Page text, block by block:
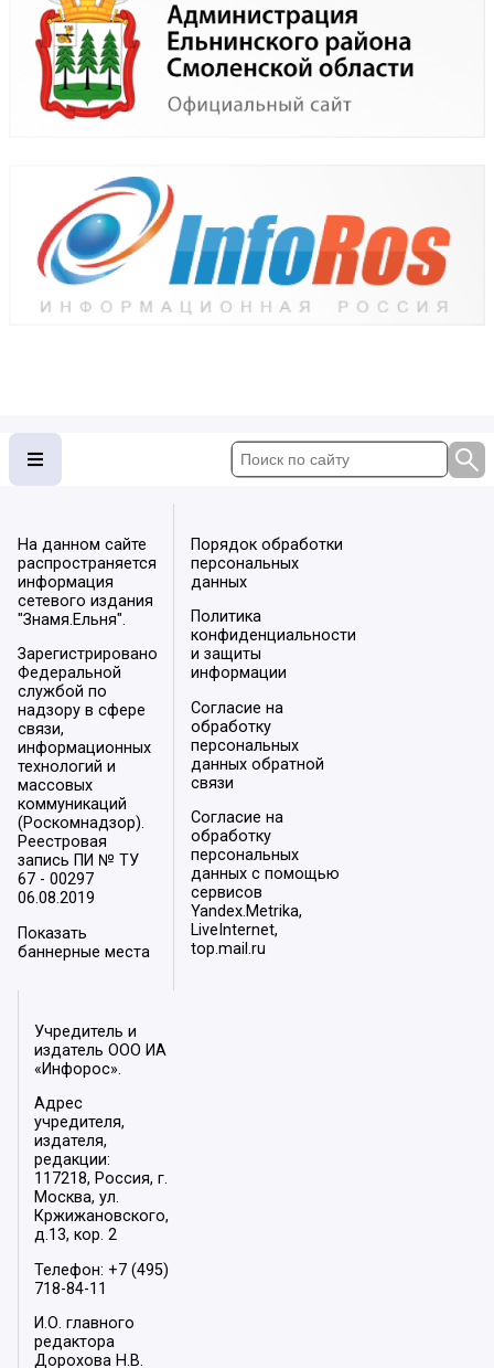
На данном сайте
распространяется
информация
сетевого издания
"Знамя.Ельня".
Зарегистрировано
Федеральной
службой по
надзору в сфере
связи,
информационных
технологий и
массовых
коммуникаций
(Роскомнадзор).
Реестровая
запись ПИ № ТУ
67 - 00297
06.08.2019
Показать
баннерные места
Порядок обработки
персональных
данных
Политика
конфиденциальности
и защиты
информации
Согласие на
обработку
персональных
данных обратной
связи
Согласие на
обработку
персональных
данных с помощью
сервисов
Yandex.Metrika,
LiveInternet,
top.mail.ru
Учредитель и
издатель ООО ИА
«Инфорос».
Адрес
учредителя,
издателя,
редакции:
117218, Россия, г.
Москва, ул.
Кржижановского,
д.13, кор. 2
Телефон: +7 (495)
718-84-11
И.О. главного
редактора
Дорохова Н.В.